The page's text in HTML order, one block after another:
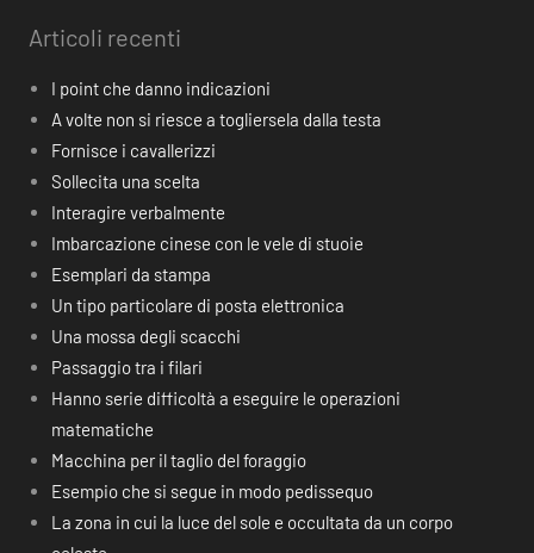
Articoli recenti
I point che danno indicazioni
A volte non si riesce a togliersela dalla testa
Fornisce i cavallerizzi
Sollecita una scelta
Interagire verbalmente
Imbarcazione cinese con le vele di stuoie
Esemplari da stampa
Un tipo particolare di posta elettronica
Una mossa degli scacchi
Passaggio tra i filari
Hanno serie difficoltà a eseguire le operazioni
matematiche
Macchina per il taglio del foraggio
Esempio che si segue in modo pedissequo
La zona in cui la luce del sole e occultata da un corpo